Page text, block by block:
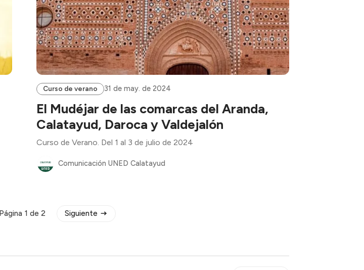
Curso de verano 31 de may. de 2024
El Mudéjar de las comarcas del Aranda,
Calatayud, Daroca y Valdejalón
Curso de Verano. Del 1 al 3 de julio de 2024
Comunicación UNED Calatayud
Página 1 de 2 Siguiente